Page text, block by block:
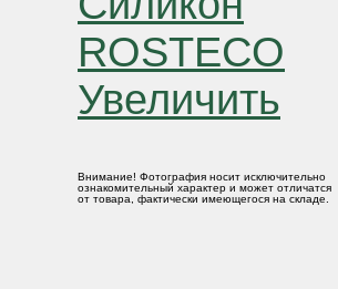
Увеличить
Внимание! Фотография носит исключительно
ознакомительный характер и может отличатся
от товара, фактически имеющегося на складе.